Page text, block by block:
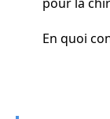
En quoi